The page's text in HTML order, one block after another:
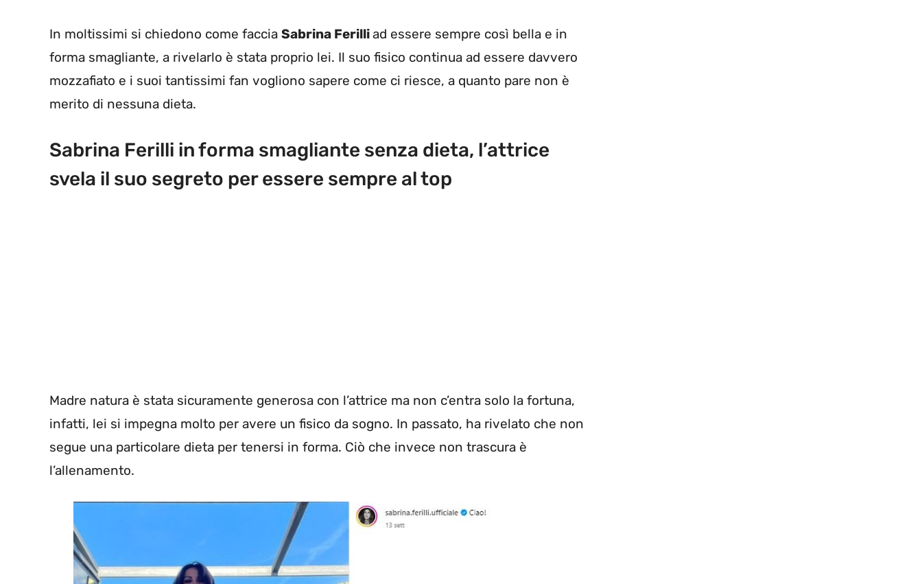
In moltissimi si chiedono come faccia Sabrina Ferilliad essere sempre così bella e in
forma smagliante, a rivelarlo è stata proprio lei. Il suo fisico continua ad essere davvero
mozzafiato e i suoi tantissimi fan vogliono sapere come ci riesce, a quanto pare non è
merito di nessuna dieta.
Sabrina Ferilli in forma smagliante senza dieta, l’attrice
svela il suo segreto per essere sempre al top
Madre natura è stata sicuramente generosa con l’attrice ma non c’entra solo la fortuna,
infatti, lei si impegna molto per avere un fisico da sogno. In passato, ha rivelato che non
segue una particolare dieta per tenersi in forma. Ciò che invece non trascura è
l’allenamento.